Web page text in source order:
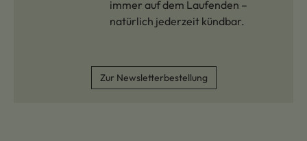
immer auf dem Laufenden –
natürlich jederzeit kündbar.
Zur Newsletterbestellung